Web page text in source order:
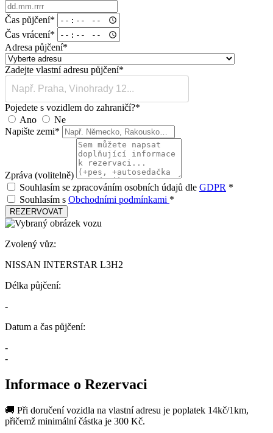
Čas půjčení*
Čas vrácení*
Adresa půjčení*
Zadejte vlastní adresu půjčení*
Pojedete s vozidlem do zahraničí?*
Ano
Ne
Napište zemi*
Zpráva (volitelně)
Souhlasím se zpracováním osobních údajů dle GDPR *
Souhlasím s Obchodními podmínkami *
REZERVOVAT
Zvolený vůz:
NISSAN INTERSTAR L3H2
Délka půjčení:
-
Datum a čas půjčení:
-
-
Informace o Rezervaci
🚚 Při doručení vozidla na vlastní adresu je poplatek 14kč/1km,
přičemž minimální částka je 300 Kč.